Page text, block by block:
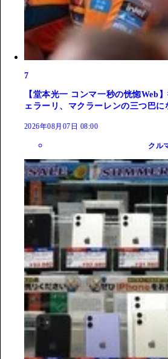
7
【堂本光一 コンマ一秒の恍惚Web
ェラーリ、マクラーレンの三つ巴に
2026年08月07日 08:00
クル